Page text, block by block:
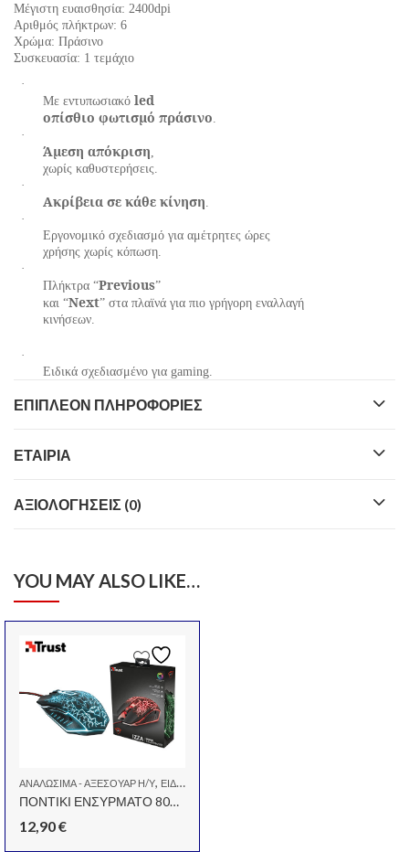
Μέγιστη ευαισθησία: 2400dpi
Αριθμός πλήκτρων: 6
Χρώμα: Πράσινο
Συσκευασία: 1 τεμάχιο
·
Με εντυπωσιακό led
οπίσθιο φωτισμό πράσινο.
·
Άμεση απόκριση,
χωρίς καθυστερήσεις.
·
Ακρίβεια σε κάθε κίνηση.
·
Εργονομικό σχεδιασμό για αμέτρητες ώρες
χρήσης χωρίς κόπωση.
·
Πλήκτρα “Previous”
και “Next” στα πλαϊνά για πιο γρήγορη εναλλαγή
κινήσεων.
·
Ειδικά σχεδιασμένο για gaming.
ΕΠΙΠΛΈΟΝ ΠΛΗΡΟΦΟΡΊΕΣ
ΕΤΑΙΡΊΑ
ΑΞΙΟΛΟΓΉΣΕΙΣ (0)
YOU MAY ALSO LIKE…
ΑΝΑΛΏΣΙΜΑ - ΑΞΕΣΟΥΆΡ Η/Υ, ΕΊΔΗ ΓΡΑΦΕΊΟΥ
ΠΟΝΤΙΚΙ ΕΝΣΥΡΜΑΤΟ 800/2400DPI GXT 105 IZZ ILLUMINATED
12,90€